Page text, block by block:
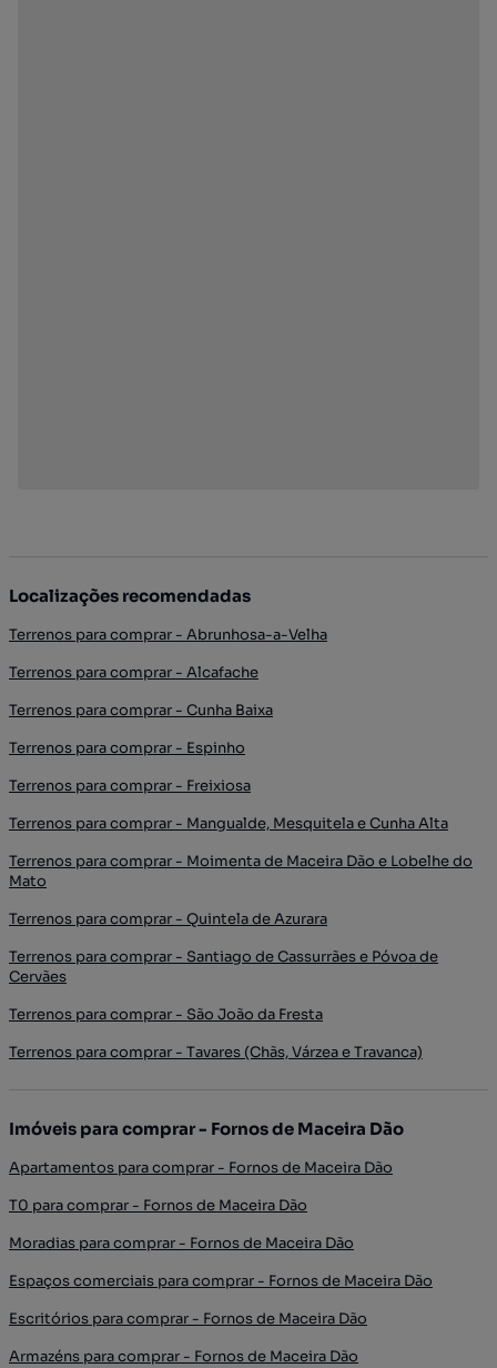
Localizações recomendadas
Terrenos para comprar - Abrunhosa-a-Velha
Terrenos para comprar - Alcafache
Terrenos para comprar - Cunha Baixa
Terrenos para comprar - Espinho
Terrenos para comprar - Freixiosa
Terrenos para comprar - Mangualde, Mesquitela e Cunha Alta
Terrenos para comprar - Moimenta de Maceira Dão e Lobelhe do
Mato
Terrenos para comprar - Quintela de Azurara
Terrenos para comprar - Santiago de Cassurrães e Póvoa de
Cervães
Terrenos para comprar - São João da Fresta
Terrenos para comprar - Tavares (Chãs, Várzea e Travanca)
Imóveis para comprar - Fornos de Maceira Dão
Apartamentos para comprar - Fornos de Maceira Dão
T0 para comprar - Fornos de Maceira Dão
Moradias para comprar - Fornos de Maceira Dão
Espaços comerciais para comprar - Fornos de Maceira Dão
Escritórios para comprar - Fornos de Maceira Dão
Armazéns para comprar - Fornos de Maceira Dão